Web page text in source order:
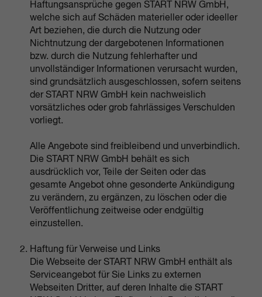
Haftungsansprüche gegen START NRW GmbH,
welche sich auf Schäden materieller oder ideeller
Art beziehen, die durch die Nutzung oder
Nichtnutzung der dargebotenen Informationen
bzw. durch die Nutzung fehlerhafter und
unvollständiger Informationen verursacht wurden,
sind grundsätzlich ausgeschlossen, sofern seitens
der START NRW GmbH kein nachweislich
vorsätzliches oder grob fahrlässiges Verschulden
vorliegt.
Alle Angebote sind freibleibend und unverbindlich.
Die START NRW GmbH behält es sich
ausdrücklich vor, Teile der Seiten oder das
gesamte Angebot ohne gesonderte Ankündigung
zu verändern, zu ergänzen, zu löschen oder die
Veröffentlichung zeitweise oder endgültig
einzustellen.
Haftung für Verweise und Links
Die Webseite der START NRW GmbH enthält als
Serviceangebot für Sie Links zu externen
Webseiten Dritter, auf deren Inhalte die START